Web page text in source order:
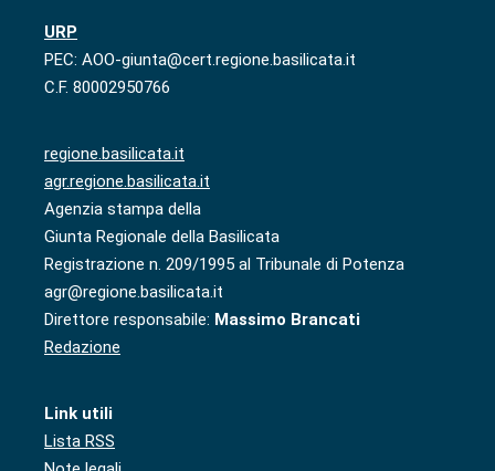
URP
PEC: AOO-giunta@cert.regione.basilicata.it
C.F. 80002950766
regione.basilicata.it
agr.regione.basilicata.it
Agenzia stampa della
Giunta Regionale della Basilicata
Registrazione n. 209/1995 al Tribunale di Potenza
agr@regione.basilicata.it
Direttore responsabile: Massimo Brancati
Redazione
Link utili
Lista RSS